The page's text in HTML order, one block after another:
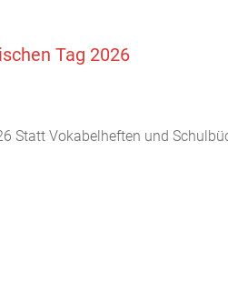
Tag 2026
Statt Vokabelheften und